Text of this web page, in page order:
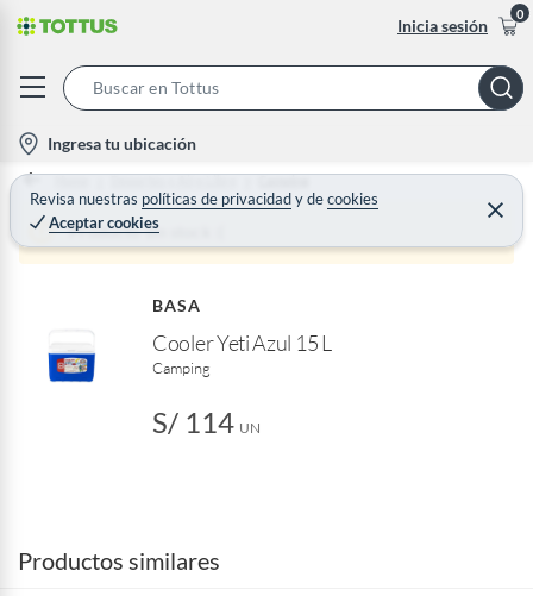
Inicia sesión
0
h
o
t
Ingresa tu ubicación
Revisa nuestras políticas de privacidadydecookies
Aceptar cookies
C
e
r
Home Deportes y Aire Libre Camping
Producto sin stock :(
BASA
Cooler Yeti Azul 15 L
Camping
S/ 114 UN
Productos similares